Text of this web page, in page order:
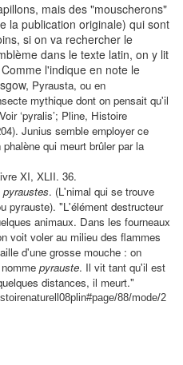
mais des "mouscherons"
la publication originale) qui sont
si on va rechercher le
dans le texte latin, on y lit
l'indique en note le
Pyrausta, ou en
mythique dont on pensait qu'il
‘pyralis’; Pline, Histoire
Junius semble employer ce
qui meurt brûler par la
XI, XLII. 36.
. (L'nimal qui se trouve
pyrauste). "L'élément destructeur
animaux. Dans les fourneaux
voit voler au milieu des flammes
d'une grosse mouche : on
pyrauste. Il vit tant qu'il est
distances, il meurt."
88/mode/2